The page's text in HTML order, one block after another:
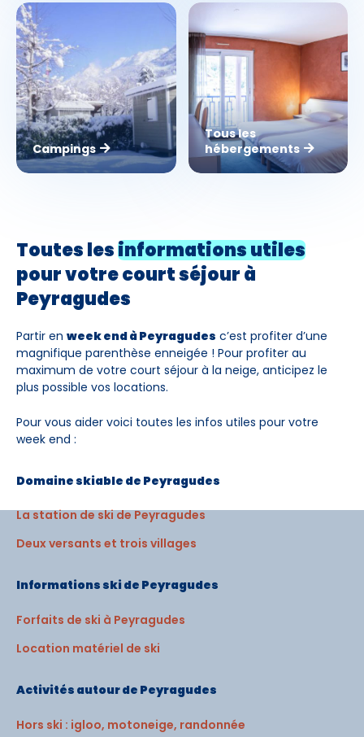
Campings
Tous les
hébergements
Toutes lesinformations utiles
pour votrecourt séjour à
Peyragudes
Partir en week end à Peyragudes c’est profiter d’une
magnifique parenthèse enneigée ! Pour profiter au
maximum de votre court séjour à la neige, anticipez le
plus possible vos locations.
Pour vous aider voici toutes les infos utiles pour votre
week end :
Domaine skiable de Peyragudes
La station de ski de Peyragudes
Deux versants et trois villages
Informations ski de Peyragudes
Forfaits de ski à Peyragudes
Location matériel de ski
Activités autour de Peyragudes
Hors ski : igloo, motoneige, randonnée